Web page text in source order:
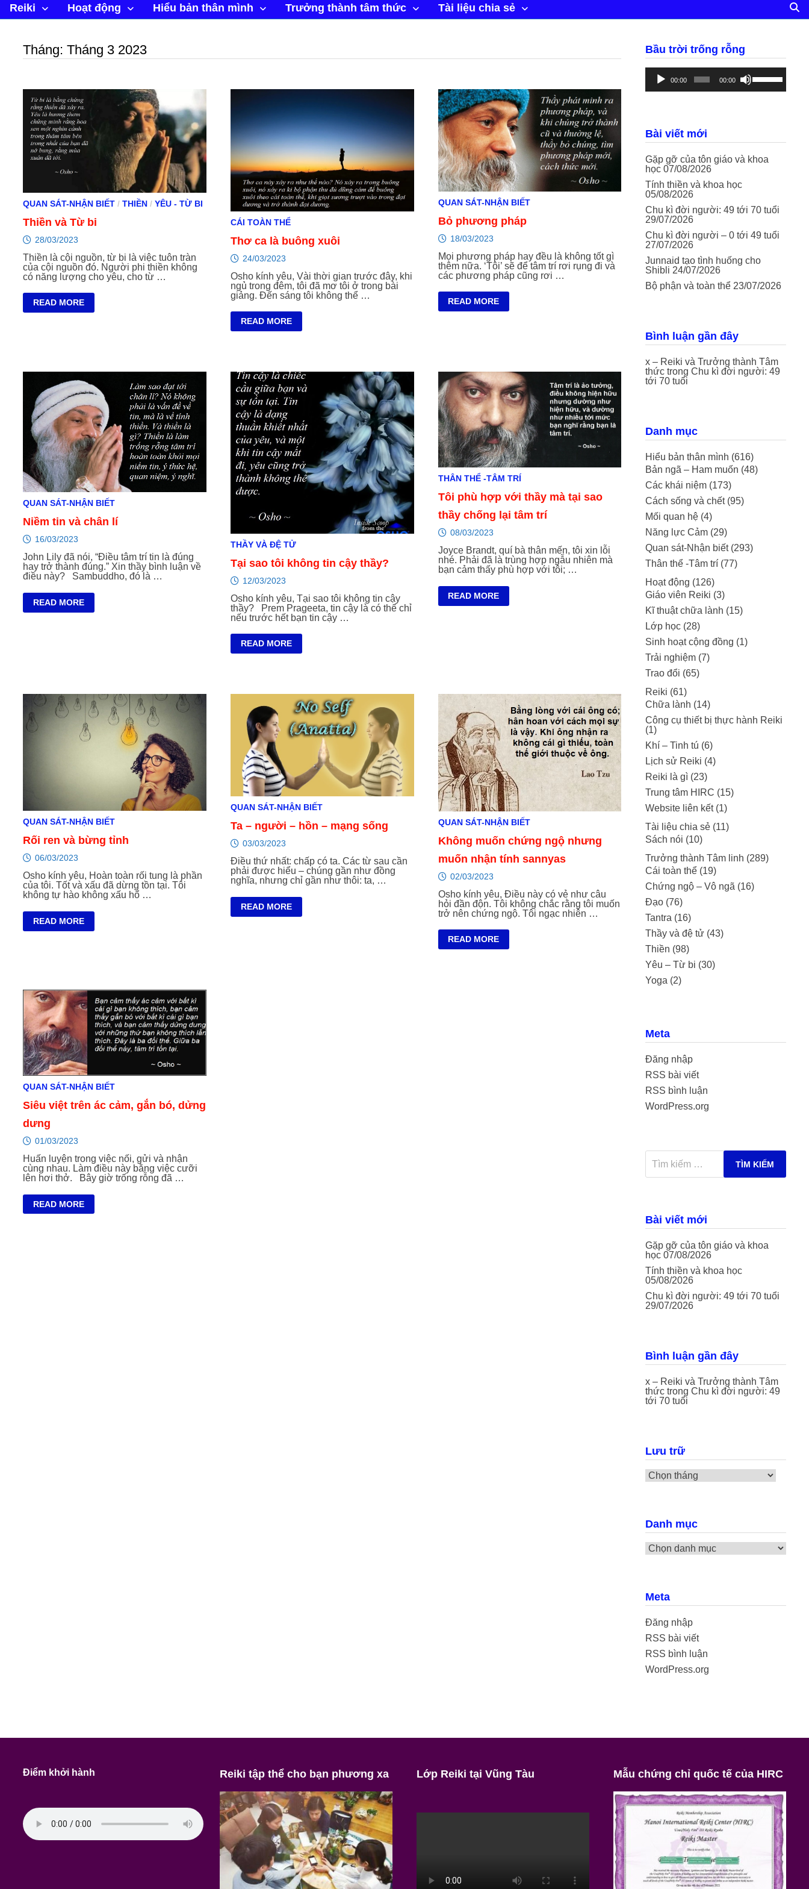
Reiki Hoạt động Hiểu bản thân mình Trưởng thành tâm thức Tài liệu chia sẻ
Tháng:Tháng 3 2023
QUAN SÁT-NHẬN BIẾT /THIỀN /YÊU - TỪ BI
Thiền và Từ bi
28/03/2023
Thiền là cội nguồn, từ bi là việc tuôn tràn
của cội nguồn đó. Người phi thiền không
có năng lượng cho yêu, cho từ …
THIỀN
READ MORE
CÁI TOÀN THỂ
Thơ ca là buông xuôi
24/03/2023
Osho kính yêu, Vài thời gian trước đây, khi
ngủ trong đêm, tôi đã mơ tôi ở trong bài
giảng. Đến sáng tôi không thể …
THƠ
READ MORE
QUAN SÁT-NHẬN BIẾT
Bỏ phương pháp
18/03/2023
Mọi phương pháp hay đều là không tốt gì
thêm nữa. ‘Tôi’ sẽ để tâm trí rơi rụng đi và
các phương pháp cũng rơi …
BỎ
READ MORE
QUAN SÁT-NHẬN BIẾT
Niềm tin và chân lí
16/03/2023
John Lily đã nói, “Điều tâm trí tin là đúng
hay trở thành đúng.” Xin thầy bình luận về
điều này? Sambuddho, đó là …
NIỀM
READ MORE
THẦY VÀ ĐỆ TỬ
Tại sao tôi không tin cậy thầy?
12/03/2023
Osho kính yêu, Tại sao tôi không tin cậy
thầy? Prem Prageeta, tin cậy là có thể chỉ
nếu trước hết bạn tin cậy …
TẠI
THẦY?
READ MORE
THÂN THỂ -TÂM TRÍ
Tôi phù hợp với thầy mà tại sao
thầy chống lại tâm trí
08/03/2023
Joyce Brandt, quí bà thân mến, tôi xin lỗi
nhé. Phải đã là trùng hợp ngẫu nhiên mà
bạn cảm thấy phù hợp với tôi; …
TÔI
TRÍ
READ MORE
QUAN SÁT-NHẬN BIẾT
Rối ren và bừng tỉnh
06/03/2023
Osho kính yêu, Hoàn toàn rối tung là phần
của tôi. Tốt và xấu đã dừng tồn tại. Tôi
không tự hào không xấu hổ …
RỐI
READ MORE
QUAN SÁT-NHẬN BIẾT
Ta – người – hồn – mạng sống
03/03/2023
Điều thứ nhất: chấp có ta. Các từ sau cần
phải được hiểu – chúng gần như đồng
nghĩa, nhưng chỉ gần như thôi: ta, …
TA
READ MORE
QUAN SÁT-NHẬN BIẾT
Không muốn chứng ngộ nhưng
muốn nhận tính sannyas
02/03/2023
Osho kính yêu, Điều này có vẻ như câu
hỏi đần độn. Tôi không chắc rằng tôi muốn
trở nên chứng ngộ. Tôi ngạc nhiên …
KHÔNG
READ MORE
QUAN SÁT-NHẬN BIẾT
Siêu việt trên ác cảm, gắn bó, dửng
dưng
01/03/2023
Huấn luyện trong việc nối, gửi và nhận
cùng nhau. Làm điều này bằng việc cưỡi
lên hơi thở. Bây giờ trống rỗng đã …
SIÊU
READ MORE
Bầu trời trống rỗng
phát
âm
00:00 00:00
dụng
các
hoặc
Bài viết mới
Gặp gỡ của tôn giáo và khoa
học 07/08/2026
Tính thiền và khoa học
05/08/2026
Chu kì đời người: 49 tới 70 tuổi
29/07/2026
Chu kì đời người – 0 tới 49 tuổi
27/07/2026
Junnaid tạo tình huống cho
Shibli 24/07/2026
Bộ phận và toàn thể 23/07/2026
Bình luận gần đây
x – Reiki và Trưởng thành Tâm
thức trongChu kì đời người: 49
tới 70 tuổi
Danh mục
Hiểu bản thân mình (616)
Bản ngã – Ham muốn (48)
Các khái niệm (173)
Cách sống và chết(95)
Mối quan hệ (4)
Năng lực Cảm (29)
Quan sát-Nhận biết(293)
Thân thể -Tâm trí (77)
Hoạt động (126)
Giáo viên Reiki (3)
Kĩ thuật chữa lành (15)
Lớp học (28)
Sinh hoạt cộng đồng (1)
Trải nghiệm (7)
Trao đổi (65)
Reiki (61)
Chữa lành (14)
Công cụ thiết bị thực hành Reiki
(1)
Khí – Tinh tú (6)
Lịch sử Reiki (4)
Reiki là gì (23)
Trung tâm HIRC (15)
Website liên kết(1)
Tài liệu chia sẻ (11)
Sách nói (10)
Trưởng thành Tâm linh (289)
Cái toàn thể (19)
Chứng ngộ – Vô ngã (16)
Đạo (76)
Tantra (16)
Thầy và đệ tử (43)
Thiền (98)
Yêu – Từ bi (30)
Yoga (2)
Meta
Đăng nhập
RSS bài viết
RSS bình luận
WordPress.org
Tìm
kiếm
Bài viết mới
Gặp gỡ của tôn giáo và khoa
học 07/08/2026
Tính thiền và khoa học
05/08/2026
Chu kì đời người: 49 tới 70 tuổi
29/07/2026
Bình luận gần đây
x – Reiki và Trưởng thành Tâm
thức trongChu kì đời người: 49
tới 70 tuổi
Lưu trữ
Lưu
trữ
Danh mục
Danh
mục
Meta
Đăng nhập
RSS bài viết
RSS bình luận
WordPress.org
Điểm khởi hành Reiki tập thể cho bạn phương xa Lớp Reiki tại Vũng Tàu Mẫu chứng chỉ quốc tế của HIRC